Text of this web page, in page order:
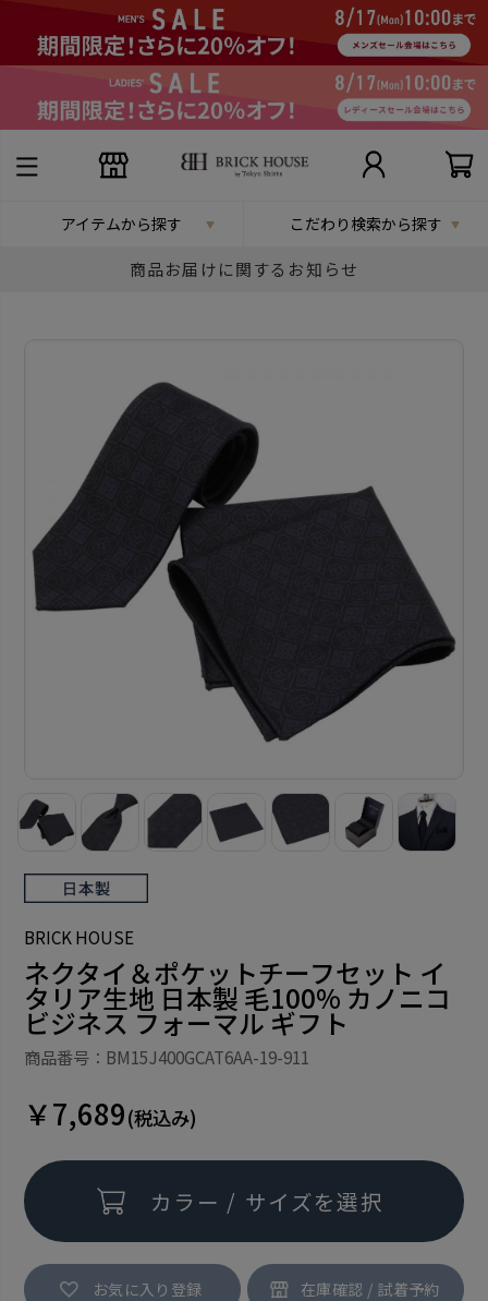
アイテムから探す こだわり検索から探す
商品お届けに関するお知らせ
BRICK HOUSE
ネクタイ＆ポケットチーフセット イ
タリア生地 日本製 毛100% カノニコ
ビジネス フォーマル ギフト
商品番号：BM15J400GCAT6AA-19-911
￥7,689(税込み)
カラー / サイズを選択
お気に入り登録